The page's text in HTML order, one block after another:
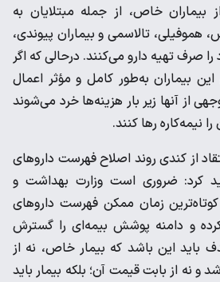
بیماران خاص، از جمله مبتلایان به
هموفیلی، تالاسمی و بیماران پیوندی،
صرف تهیه دارو می‌کنند. درحالی که اگر
بیماران به‌طور کامل و مؤثر اعمال
از آنها زیر بار هزینه‌ها خرد می‌شوند
رها کنند.
از کندی روند اصلاح فهرست داروهای
کرد: ضروری است وزارت بهداشت و
زمان ممکن فهرست داروهای
و دامنه پوشش بیمه‌ای را گسترش
باید این باشد که بیمار خاص، نه از
و نه از بابت قیمت آن؛ بلکه بیمار باید